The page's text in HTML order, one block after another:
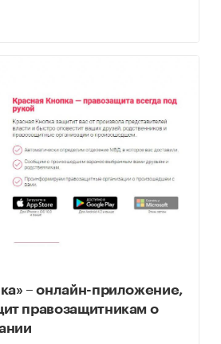
– онлайн-приложение,
правозащитникам о